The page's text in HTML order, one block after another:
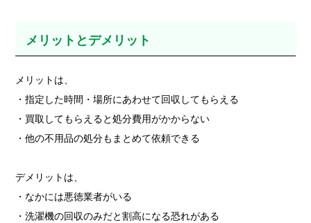
メリットとデメリット
メリットは、
・指定した時間・場所にあわせて回収してもらえる
・買取してもらえると処分費用がかからない
・他の不用品の処分もまとめて依頼できる
デメリットは、
・なかには悪徳業者がいる
・洗濯機の回収のみだと割高になる恐れがある